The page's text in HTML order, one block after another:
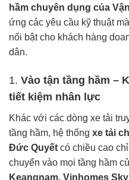
hầm chuyên dụng của
ứng các yêu cầu kỹ thuật
nổi bật cho khách hàng
dân.
1. Vào tận tầng hầm –
tiết kiệm nhân lực
Khác với các dòng xe tải
tầng hầm, hệ thống xe tải
Đức Quyết có chiều cao
chuyển vào mọi tầng hầm
Keangnam, Vinhomes